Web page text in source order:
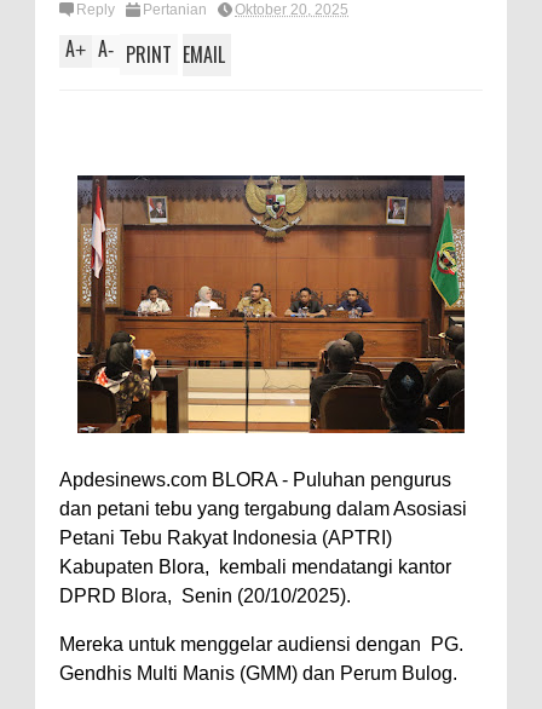
Reply Pertanian Oktober 20, 2025
A+ A- PRINT EMAIL
Apdesinews.com BLORA - Puluhan pengurus
dan petani tebu yang tergabung dalam Asosiasi
Petani Tebu Rakyat Indonesia (APTRI)
Kabupaten Blora, kembali mendatangi kantor
DPRD Blora, Senin (20/10/2025).
Mereka untuk menggelar audiensi dengan PG.
Gendhis Multi Manis (GMM) dan Perum Bulog.